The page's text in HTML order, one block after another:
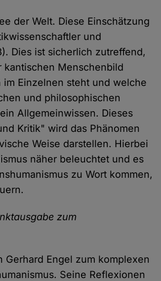
der Welt. Diese Einschätzung
und
Dies ist sicherlich zutreffend,
Menschenbild
Einzelnen steht und welche
und philosophischen
Allgemeinwissen. Dieses
Kritik" wird das Phänomen
Weise darstellen. Hierbei
näher beleuchtet und es
zu Wort kommen,
zum
Engel zum komplexen
Seine Reflexionen